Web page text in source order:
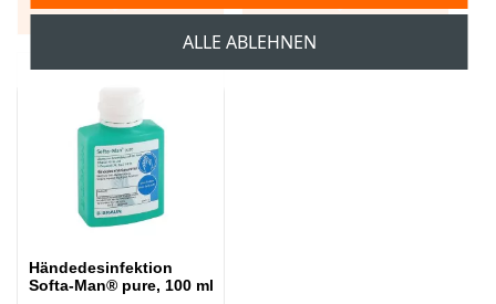
Händedesinfektion
Softa-Man® pure, 100 ml
ALLE ABLEHNEN